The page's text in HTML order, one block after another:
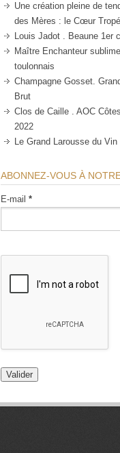
Une création pleine de
des Mères : le Cœur
Louis Jadot . Beaune 1er
Maître Enchanteur
toulonnais
Champagne Gosset.
Brut
Clos de Caille . AOC
2022
Le Grand Larousse du
ABONNEZ-VOUS À
E-mail *